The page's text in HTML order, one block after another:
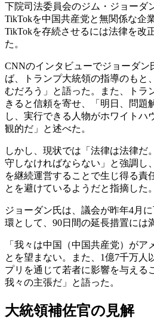
下院司法委員会のジム・ジョーダ
TikTokを中国共産党と無関係な企
TikTokを存続させるには法律を改
た。
CNNのインタビューでジョーダン
ば、トランプ大統領の指導のもと
むだろう」と語った。また、トラ
きると信頼を寄せ、「明日、問題
し、実行できる人物がホワイトハ
観的だ」と述べた。
しかし、現状では「法律は法律だ
守しなければならない」と強調し
を継続運営することで生じ得る責
とを避けているようだと指摘した。
ジョーダン氏は、議会が昨年4月
環として、90日間の延長措置には
「我々は中国（中国共産党）がア
とを望まない。また、1億7千万人
プリを通じて若者に影響を与える
我々の主張だ」と語った。
大統領補佐官の見解